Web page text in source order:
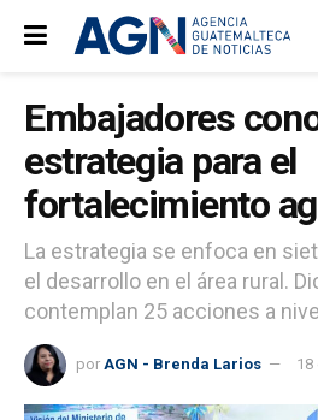
Embajadores
estrategia para el
fortalecimiento
La estrategia se enfoca en
el desarrollo en el área rural.
contemplan 25 acciones a
por AGN - Brenda Larios 18